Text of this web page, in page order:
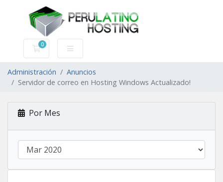
0
Carro de Pedidos
Administración
Anuncios
Servidor de correo en Hosting Windows Actualizado!
Por Mes